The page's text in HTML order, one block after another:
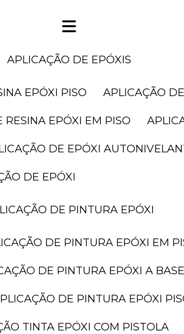
APLICAÇÃO DE EPÓXIS
EPÓXI PISO APLICAÇÃO
RESINA EPÓXI EM PISO
DE EPÓXI
DE EPÓXI
DE PINTURA EPÓXI
DE PINTURA EPÓXI EM
DE PINTURA EPÓXI A
APLICAÇÃO DE PINTURA EPÓXI
TINTA EPÓXI COM PISTOLA